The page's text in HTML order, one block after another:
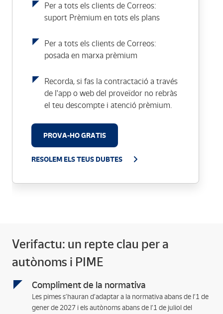
Per a tots els clients de Correos:
suport Prèmium en tots els plans
Per a tots els clients de Correos:
posada en marxa prèmium
Recorda, si fas la contractació a través
de l'app o web del proveïdor no rebràs
el teu descompte i atenció prèmium.
PROVA-HO GRATIS
RESOLEM ELS TEUS DUBTES
Verifactu: un repte clau per a
autònoms i PIME
Compliment de la normativa
Les pimes s’hauran d’adaptar a la normativa abans de l’1 de
gener de 2027 i els autònoms abans de l’1 de juliol del